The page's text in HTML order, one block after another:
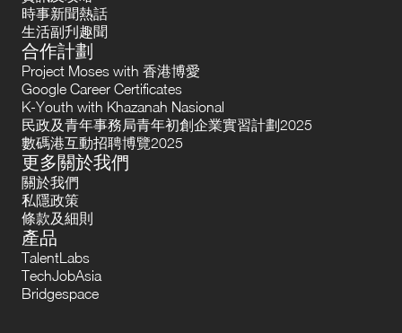
時事新聞熱話
生活副刋趣聞
合作計劃
Project Moses with 香港博愛
Google Career Certificates
K-Youth with Khazanah Nasional
民政及青年事務局青年初創企業實習計劃2025
數碼港互動招聘博覽2025
更多關於我們
關於我們
私隱政策
條款及細則
產品
TalentLabs
TechJobAsia
Bridgespace